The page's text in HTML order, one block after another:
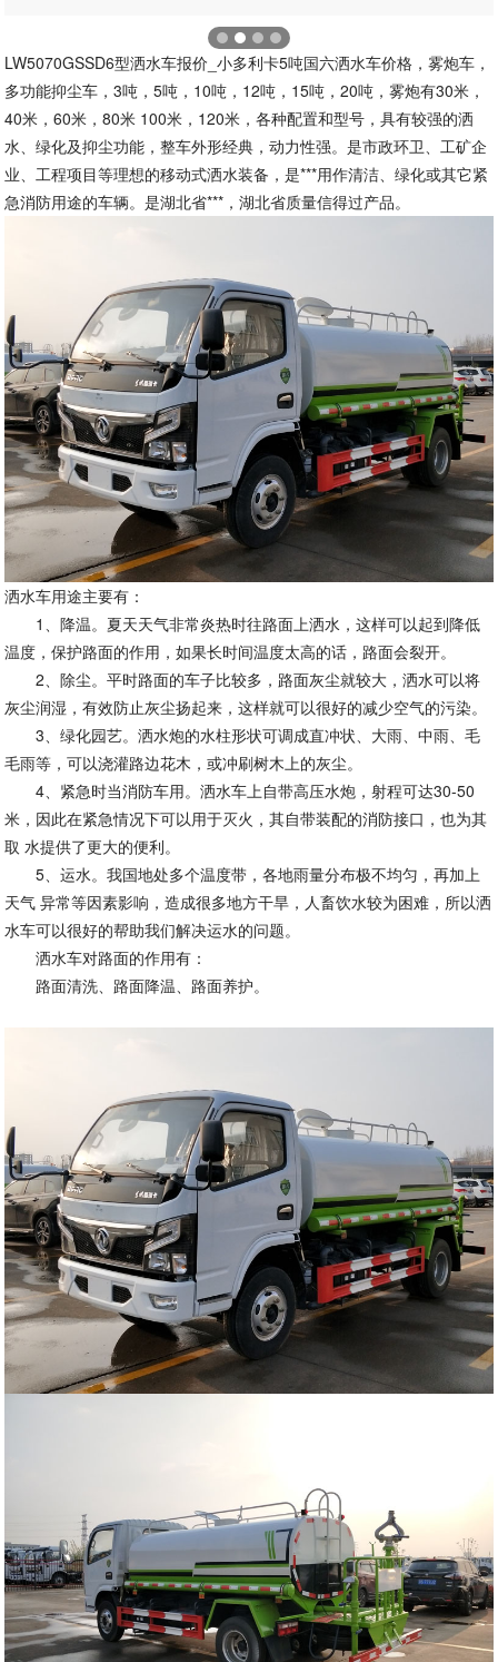
LW5070GSSD6型洒水车报价_小多利卡5吨国六洒水车价格，雾炮车，
多功能抑尘车，3吨，5吨，10吨，12吨，15吨，20吨，雾炮有30米，
40米，60米，80米 100米，120米，各种配置和型号，具有较强的洒
水、绿化及抑尘功能，整车外形经典，动力性强。是市政环卫、工矿企
业、工程项目等理想的移动式洒水装备，是***用作清洁、绿化或其它紧
急消防用途的车辆。是湖北省***，湖北省质量信得过产品。
洒水车用途主要有：
1、降温。夏天天气非常炎热时往路面上洒水，这样可以起到降低
温度，保护路面的作用，如果长时间温度太高的话，路面会裂开。
2、除尘。平时路面的车子比较多，路面灰尘就较大，洒水可以将
灰尘润湿，有效防止灰尘扬起来，这样就可以很好的减少空气的污染。
3、绿化园艺。洒水炮的水柱形状可调成直冲状、大雨、中雨、毛
毛雨等，可以浇灌路边花木，或冲刷树木上的灰尘。
4、紧急时当消防车用。洒水车上自带高压水炮，射程可达30-50
米，因此在紧急情况下可以用于灭火，其自带装配的消防接口，也为其
取 水提供了更大的便利。
5、运水。我国地处多个温度带，各地雨量分布极不均匀，再加上
天气 异常等因素影响，造成很多地方干旱，人畜饮水较为困难，所以洒
水车可以很好的帮助我们解决运水的问题。
洒水车对路面的作用有：
路面清洗、路面降温、路面养护。